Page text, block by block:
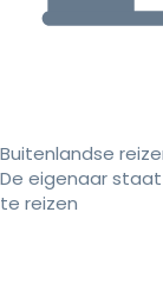
Buitenlandse
De eigenaar
te reizen